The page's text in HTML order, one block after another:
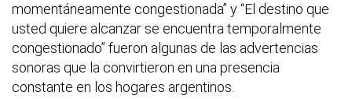
momentáneamente congestionada” y “El destino que
usted quiere alcanzar se encuentra temporalmente
congestionado” fueron algunas de las advertencias
sonoras que la convirtieron en una presencia
constante en los hogares argentinos.